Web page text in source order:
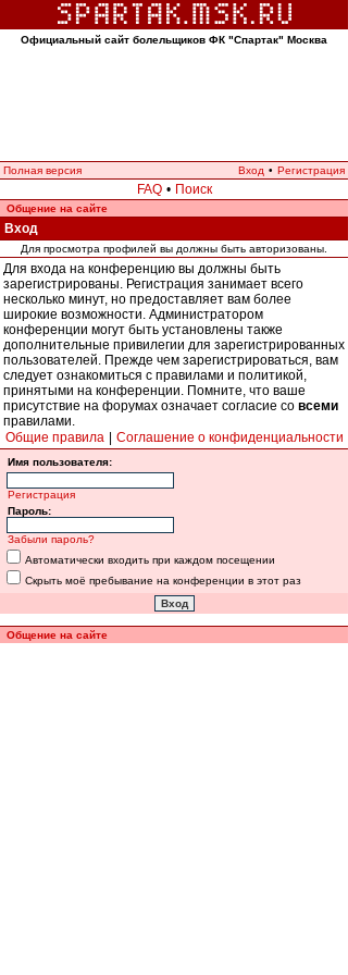
Официальный сайт болельщиков ФК "Спартак" Москва
Полная версия Вход • Регистрация
FAQ • Поиск
Общение на сайте
Вход
Для просмотра профилей вы должны быть авторизованы.
Для входа на конференцию вы должны быть
зарегистрированы. Регистрация занимает всего
несколько минут, но предоставляет вам более
широкие возможности. Администратором
конференции могут быть установлены также
дополнительные привилегии для зарегистрированных
пользователей. Прежде чем зарегистрироваться, вам
следует ознакомиться с правилами и политикой,
принятыми на конференции. Помните, что ваше
присутствие на форумах означает согласие со всеми
правилами.
Общие правила
Соглашение о конфиденциальности
Имя пользователя:
Регистрация
Пароль:
Забыли пароль?
Автоматически входить при каждом посещении
Скрыть моё пребывание на конференции в этот раз
Общение на сайте